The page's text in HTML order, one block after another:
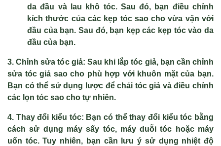
da đầu và lau khô tóc. Sau đó, bạn điều chỉnh
kích thước của các kẹp tóc sao cho vừa vặn với
đầu của bạn. Sau đó, bạn kẹp các kẹp tóc vào da
đầu của bạn.
3. Chỉnh sửa tóc giả: Sau khi lắp tóc giả, bạn cần chỉnh
sửa tóc giả sao cho phù hợp với khuôn mặt của bạn.
Bạn có thể sử dụng lược để chải tóc giả và điều chỉnh
các lọn tóc sao cho tự nhiên.
4. Thay đổi kiểu tóc: Bạn có thể thay đổi kiểu tóc bằng
cách sử dụng máy sấy tóc, máy duỗi tóc hoặc máy
uốn tóc. Tuy nhiên, bạn cần lưu ý sử dụng nhiệt độ